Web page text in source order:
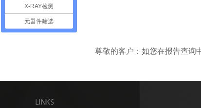
尊敬的客户：如您在报告查询
X-RAY检测
元器件筛选